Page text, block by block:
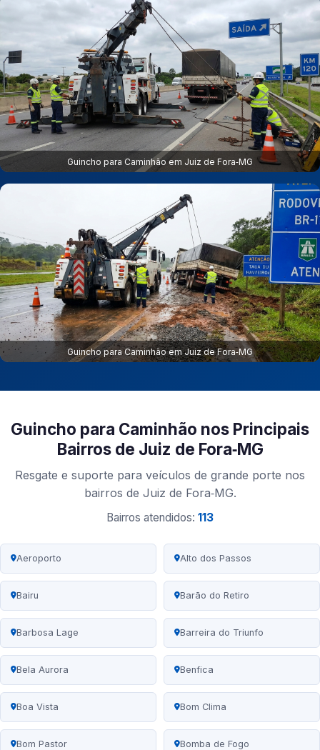
Guincho para Caminhão em Juiz de Fora‑MG
Guincho para Caminhão em Juiz de Fora‑MG
Guincho para Caminhão nos Principais
Bairros de Juiz de Fora‑MG
Resgate e suporte para veículos de grande porte nos
bairros de Juiz de Fora‑MG.
Bairros atendidos: 113
Aeroporto Alto dos Passos
Bairu Barão do Retiro
Barbosa Lage Barreira do Triunfo
Bela Aurora Benfica
Boa Vista Bom Clima
Bom Pastor Bomba de Fogo